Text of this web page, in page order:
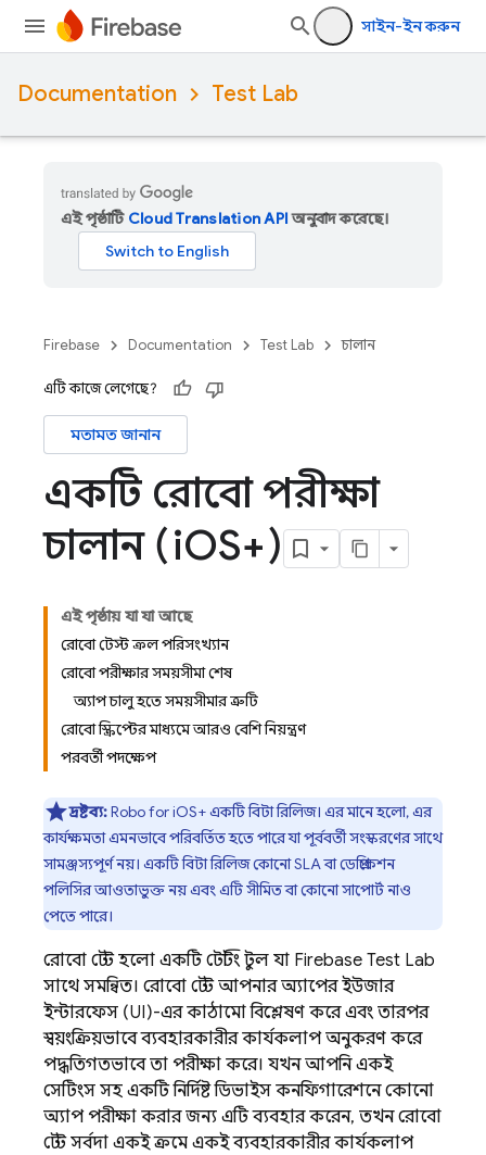
সাইন-ইন করুন
Documentation Test Lab
এই পৃষ্ঠাটি Cloud Translation APIঅনুবাদ করেছে।
Firebase Documentation Test Lab চালান
এটি কাজে লেগেছে?
মতামত জানান
একটি রোবো পরীক্ষা
চালান (iOS+)
এই পৃষ্ঠায় যা যা আছে
রোবো টেস্ট ক্রল পরিসংখ্যান
রোবো পরীক্ষার সময়সীমা শেষ
অ্যাপ চালু হতে সময়সীমার ত্রুটি
রোবো স্ক্রিপ্টের মাধ্যমে আরও বেশি নিয়ন্ত্রণ
পরবর্তী পদক্ষেপ
দ্রষ্টব্য:Robo for iOS+ একটি বিটা রিলিজ। এর মানে হলো, এর
কার্যক্ষমতা এমনভাবে পরিবর্তিত হতে পারে যা পূর্ববর্তী সংস্করণের সাথে
সামঞ্জস্যপূর্ণ নয়। একটি বিটা রিলিজ কোনো SLA বা ডেপ্রিকেশন
পলিসির আওতাভুক্ত নয় এবং এটি সীমিত বা কোনো সাপোর্ট নাও
পেতে পারে।
রোবো টেস্ট হলো একটি টেস্টিং টুল যা Firebase Test Lab
সাথে সমন্বিত। রোবো টেস্ট আপনার অ্যাপের ইউজার
ইন্টারফেস (UI)-এর কাঠামো বিশ্লেষণ করে এবং তারপর
স্বয়ংক্রিয়ভাবে ব্যবহারকারীর কার্যকলাপ অনুকরণ করে
পদ্ধতিগতভাবে তা পরীক্ষা করে। যখন আপনি একই
সেটিংস সহ একটি নির্দিষ্ট ডিভাইস কনফিগারেশনে কোনো
অ্যাপ পরীক্ষা করার জন্য এটি ব্যবহার করেন, তখন রোবো
টেস্ট সর্বদা একই ক্রমে একই ব্যবহারকারীর কার্যকলাপ